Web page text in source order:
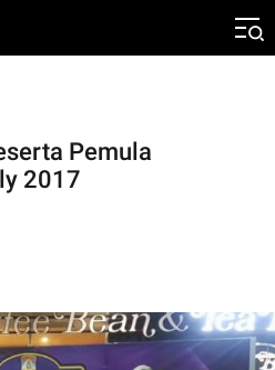
Pemula
2017